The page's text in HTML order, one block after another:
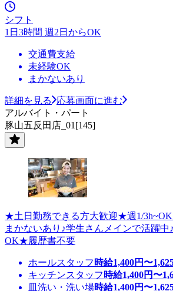
シフト
1日3時間 週2日からOK
交通費支給
未経験OK
まかないあり
詳細を見る
応募画面に進む
アルバイト・パート
豚山五反田店_01[145]
★土日勤務できる方大歓迎★週1/3h~OK
まかないあり♪学生さんメインで活躍中
OK★履歴書不要
ホールスタッフ 時給1,400円〜
キッチンスタッフ 時給1,400円〜
皿洗い・洗い場時給1,400円〜